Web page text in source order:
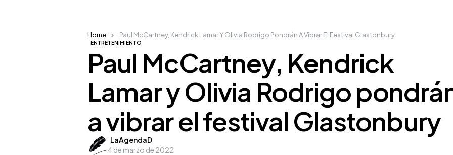
ENTRETENIMIENTO
Paul McCartney, Kendrick
Lamar y Olivia Rodrigo
a vibrar el festival Glastonbury
Posted
by
LaAgendaD
4 de marzo de 2022
Home Paul McCartney, Kendrick Lamar Y Olivia Rodrigo Pondrán A Vibrar El Festival Glastonbury